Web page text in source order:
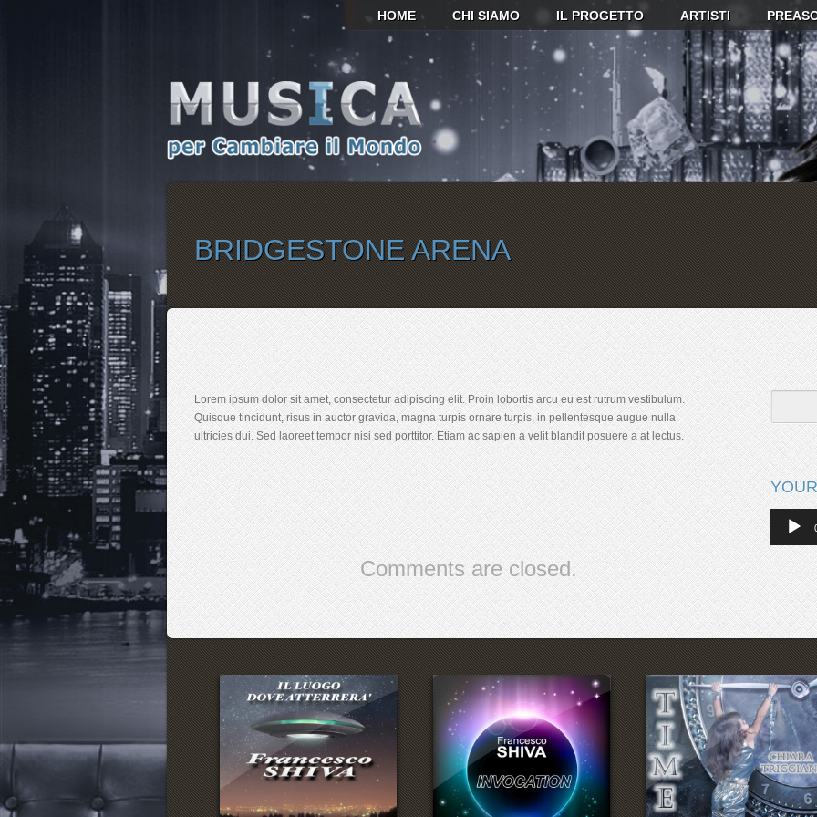
HOME CHI SIAMO IL PROGETTO ARTISTI
BRIDGESTONE ARENA
Lorem ipsum dolor sit amet, consectetur adipiscing elit. Proin lobortis arcu eu est rutrum vestibulum.
Quisque tincidunt, risus in auctor gravida, magna turpis ornare turpis, in pellentesque augue nulla
ultricies dui. Sed laoreet tempor nisi sed porttitor. Etiam ac sapien a velit blandit posuere a at lectus.
Comments are closed.
Audio
Player